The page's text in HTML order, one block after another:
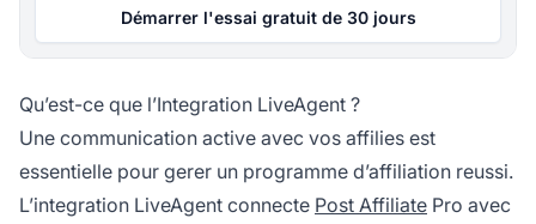
Démarrer l'essai gratuit de 30 jours
Qu’est-ce que l’Integration LiveAgent ?
Une communication active avec vos affilies est
essentielle pour gerer un programme d’affiliation reussi.
L’integration LiveAgent connecte Post Affiliate Pro avec